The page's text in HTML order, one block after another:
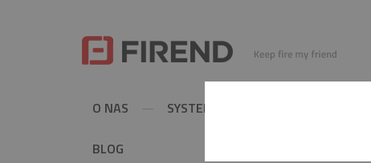
O NAS SYSTEMY KOMINOWE
BLOG